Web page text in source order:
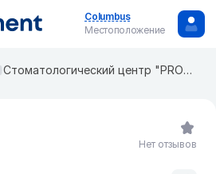
Columbus
Местоположение
Стоматологический центр "PROFI-DENT"
Нет отзывов